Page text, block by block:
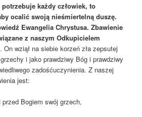
każdy człowiek, to
ocalić swoją nieśmiertelną duszę.
Ewangelia Chrystusa. Zbawienie
z naszym Odkupicielem
. On wziął na siebie korzeń zła zepsutej
i jako prawdziwy Bóg i prawdziwy
zadośćuczynienia. Z naszej
jest:
Bogiem swój grzech,